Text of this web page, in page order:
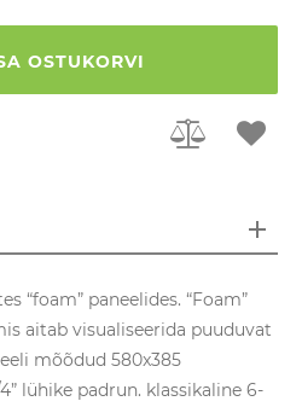
OSTUKORVI
“foam” paneelides. “Foam”
aitab visualiseerida puuduvat
mõõdud 580x385
lühike padrun. klassikaline 6-